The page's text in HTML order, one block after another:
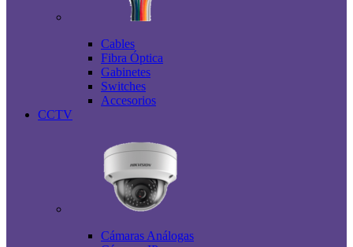
Cables
Fibra Óptica
Gabinetes
Switches
Accesorios
CCTV
Cámaras Análogas